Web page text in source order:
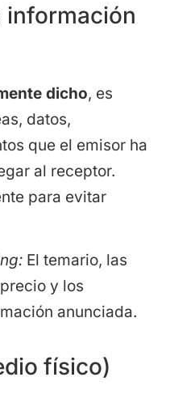
información
dicho, es
datos,
que el emisor ha
al receptor.
para evitar
El temario, las
y los
anunciada.
físico)